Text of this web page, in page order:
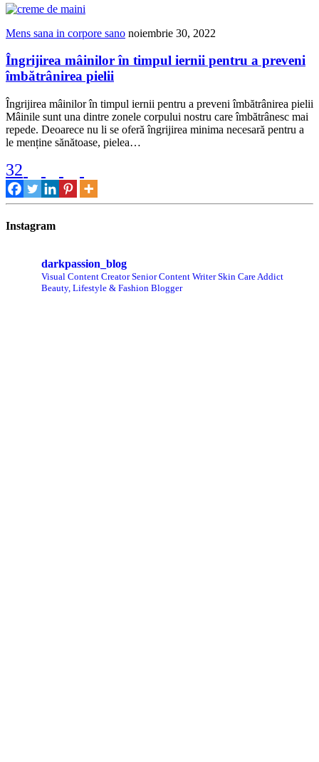
Mens sana in corpore sano noiembrie 30, 2022
Îngrijirea mâinilor în timpul iernii pentru a preveni
îmbătrânirea pielii
Îngrijirea mâinilor în timpul iernii pentru a preveni îmbătrânirea pielii
Mâinile sunt una dintre zonele corpului nostru care îmbătrânesc mai
repede. Deoarece nu li se oferă îngrijirea minima necesară pentru a
le menține sănătoase, pielea…
32
Instagram
darkpassion_blog
Visual Content CreatorSenior Content WriterSkin Care Addict
Beauty, Lifestyle & Fashion Blogger